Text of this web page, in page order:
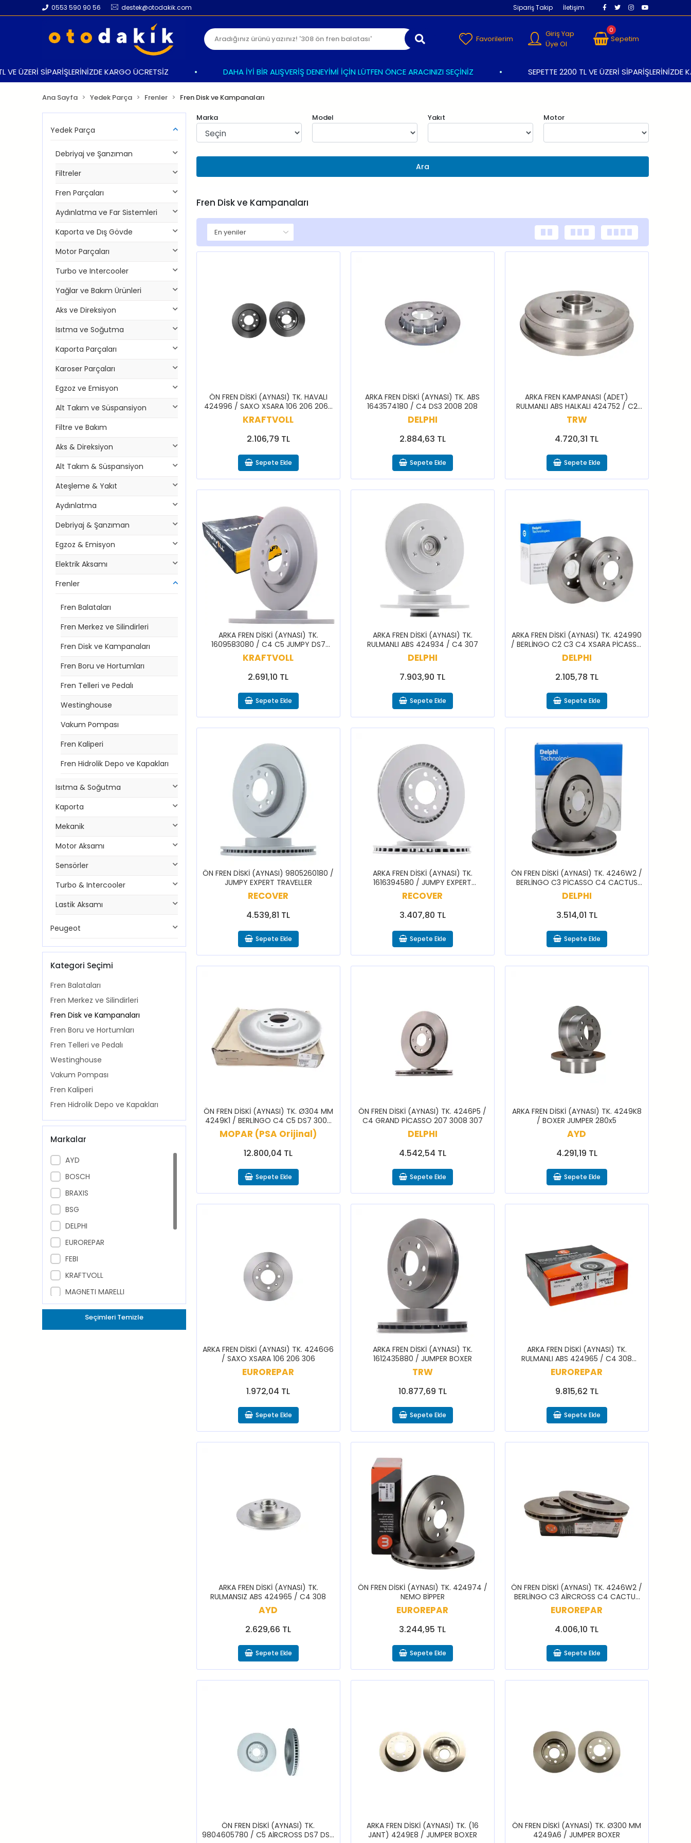
SİPARİŞLERİNİZDE KARGO ÜCRETSİZ DAHA İYİ BİR ALIŞVERİŞ DENEYİMİ İÇİN LÜTFEN ÖNCE ARACINIZI SEÇİNİZ SEPETTE 2200 TL VE ÜZERİ SİPARİŞLERİNİZDE
0553 590 90 56 destek@otodakik.com Sipariş Takip İletişim
Favorilerim
Giriş Yap
Üye Ol
0
Sepetim
Ana Sayfa Yedek Parça Frenler Fren Disk ve Kampanaları
Yedek Parça
Debriyaj ve Şanzıman
Filtreler
Fren Parçaları
Aydınlatma ve Far Sistemleri
Kaporta ve Dış Gövde
Motor Parçaları
Turbo ve Intercooler
Yağlar ve Bakım Ürünleri
Aks ve Direksiyon
Isıtma ve Soğutma
Kaporta Parçaları
Karoser Parçaları
Egzoz ve Emisyon
Alt Takım ve Süspansiyon
Filtre ve Bakım
Aks & Direksiyon
Alt Takım & Süspansiyon
Ateşleme & Yakıt
Aydınlatma
Debriyaj & Şanzıman
Egzoz & Emisyon
Elektrik Aksamı
Frenler
Fren Balataları
Fren Merkez ve Silindirleri
Fren Disk ve Kampanaları
Fren Boru ve Hortumları
Fren Telleri ve Pedalı
Westinghouse
Vakum Pompası
Fren Kaliperi
Fren Hidrolik Depo ve Kapakları
Isıtma & Soğutma
Kaporta
Mekanik
Motor Aksamı
Sensörler
Turbo & Intercooler
Lastik Aksamı
Peugeot
Kategori Seçimi
Fren Balataları
Fren Merkez ve Silindirleri
Fren Disk ve Kampanaları
Fren Boru ve Hortumları
Fren Telleri ve Pedalı
Westinghouse
Vakum Pompası
Fren Kaliperi
Fren Hidrolik Depo ve Kapakları
Markalar
AYD
BOSCH
BRAXIS
BSG
DELPHI
EUROREPAR
FEBI
KRAFTVOLL
MAGNETI MARELLI
MAHER
Seçimleri Temizle
Marka Model Yakıt Motor
Ara
Fren Disk ve Kampanaları
ÖN FREN DİSKİ (AYNASI) TK. HAVALI
424996 / SAXO XSARA 106 206 206+
306
KRAFTVOLL
2.106,79 TL
Sepete Ekle
ARKA FREN DİSKİ (AYNASI) TK. ABS
1643574180 / C4 DS3 2008 208
DELPHI
2.884,63 TL
Sepete Ekle
ARKA FREN KAMPANASI (ADET)
RULMANLI ABS HALKALI 424752 / C2
C3 C4 CACTUS 206 206+ 207 208
301
TRW
4.720,31 TL
Sepete Ekle
ARKA FREN DİSKİ (AYNASI) TK.
1609583080 / C4 C5 JUMPY DS7
3008 308 5008 508 EXPERT
TRAVELLER
KRAFTVOLL
2.691,10 TL
Sepete Ekle
ARKA FREN DİSKİ (AYNASI) TK.
RULMANLI ABS 424934 / C4 307
DELPHI
7.903,90 TL
Sepete Ekle
ARKA FREN DİSKİ (AYNASI) TK. 424990
/ BERLİNGO C2 C3 C4 XSARA PİCASSO
307 PARTNER
DELPHI
2.105,78 TL
Sepete Ekle
ÖN FREN DİSKİ (AYNASI) 9805260180 /
JUMPY EXPERT TRAVELLER
RECOVER
4.539,81 TL
Sepete Ekle
ARKA FREN DİSKİ (AYNASI) TK.
1616394580 / JUMPY EXPERT
TRAVELLER
RECOVER
3.407,80 TL
Sepete Ekle
ÖN FREN DİSKİ (AYNASI) TK. 4246W2 /
BERLİNGO C3 PİCASSO C4 CACTUS
C4 PİCASSO C5 DS3 DS4
DELPHI
3.514,01 TL
Sepete Ekle
ÖN FREN DİSKİ (AYNASI) TK. Ø304 MM
4249K1 / BERLİNGO C4 C5 DS7 3008
308 5008 508 PARTNER RİFTER
MOPAR (PSA Orijinal)
12.800,04 TL
Sepete Ekle
ÖN FREN DİSKİ (AYNASI) TK. 4246P5 /
C4 GRAND PİCASSO 207 3008 307
DELPHI
4.542,54 TL
Sepete Ekle
ARKA FREN DİSKİ (AYNASI) TK. 4249K8
/ BOXER JUMPER 280x5
AYD
4.291,19 TL
Sepete Ekle
ARKA FREN DİSKİ (AYNASI) TK. 4246G6
/ SAXO XSARA 106 206 306
EUROREPAR
1.972,04 TL
Sepete Ekle
ARKA FREN DİSKİ (AYNASI) TK.
1612435880 / JUMPER BOXER
TRW
10.877,69 TL
Sepete Ekle
ARKA FREN DİSKİ (AYNASI) TK.
RULMANLI ABS 424965 / C4 308
2007>2013
EUROREPAR
9.815,62 TL
Sepete Ekle
ARKA FREN DİSKİ (AYNASI) TK.
RULMANSIZ ABS 424965 / C4 308
AYD
2.629,66 TL
Sepete Ekle
ÖN FREN DİSKİ (AYNASI) TK. 424974 /
NEMO BİPPER
EUROREPAR
3.244,95 TL
Sepete Ekle
ÖN FREN DİSKİ (AYNASI) TK. 4246W2 /
BERLİNGO C3 AİRCROSS C4 CACTUS
GRAND PİCASSO C5 XSARA DS3
EUROREPAR
4.006,10 TL
Sepete Ekle
ÖN FREN DİSKİ (AYNASI) TK.
9804605780 / C5 AİRCROSS DS7 DS9
ARKA FREN DİSKİ (AYNASI) TK. (16
JANT) 4249E8 / JUMPER BOXER
ÖN FREN DİSKİ (AYNASI) TK. Ø300 MM
4249A6 / JUMPER BOXER